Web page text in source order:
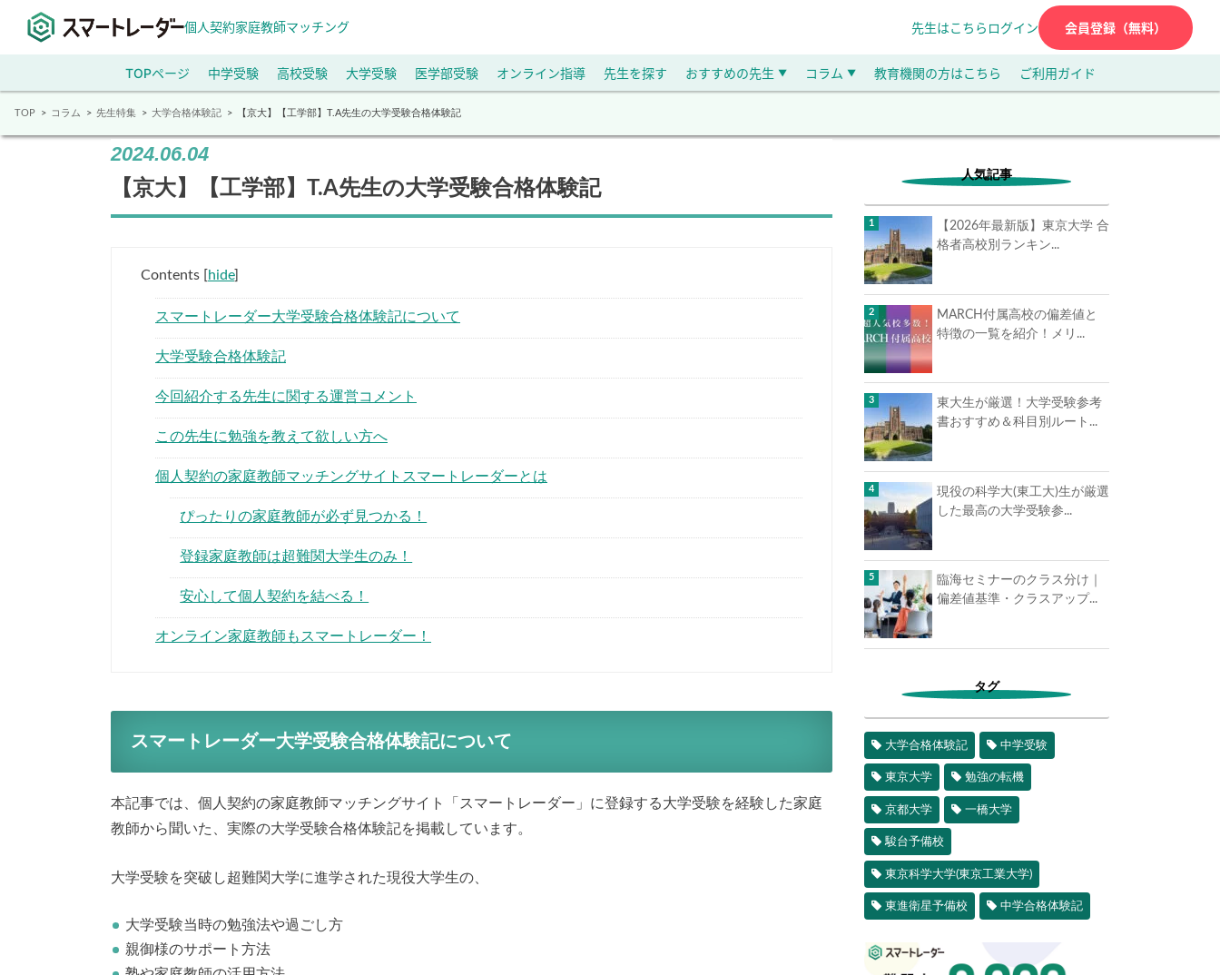
個人契約家庭教師マッチング 先生はこちら ログイン 会員登録（無料）
TOPページ 中学受験 高校受験 大学受験 医学部受験 オンライン指導 先生を探す おすすめの先生 ▼ コラム ▼ 教育機関の方はこちら ご利用ガイド
TOP コラム 先生特集 大学合格体験記 【京大】【工学部】T.A先生の大学受験合格体験記
2024.06.04
【京大】【工学部】T.A先生の大学受験合格体験記
Contents [hide]
スマートレーダー大学受験合格体験記について
大学受験合格体験記
今回紹介する先生に関する運営コメント
この先生に勉強を教えて欲しい方へ
個人契約の家庭教師マッチングサイトスマートレーダーとは
ぴったりの家庭教師が必ず見つかる！
登録家庭教師は超難関大学生のみ！
安心して個人契約を結べる！
オンライン家庭教師もスマートレーダー！
スマートレーダー大学受験合格体験記について
本記事では、個人契約の家庭教師マッチングサイト「スマートレーダー」に登録する大学受験を経験した家庭
教師から聞いた、実際の大学受験合格体験記を掲載しています。
大学受験を突破し超難関大学に進学された現役大学生の、
大学受験当時の勉強法や過ごし方
親御様のサポート方法
人気記事
【2026年最新版】東京大学 合
格者高校別ランキン...
MARCH付属高校の偏差値と
特徴の一覧を紹介！メリ...
東大生が厳選！大学受験参考
書おすすめ＆科目別ルート...
現役の科学大(東工大)生が厳選
した最高の大学受験参...
臨海セミナーのクラス分け｜
偏差値基準・クラスアップ...
タグ
大学合格体験記 中学受験
東京大学 勉強の転機
京都大学 一橋大学
駿台予備校
東京科学大学(東京工業大学)
東進衛星予備校 中学合格体験記